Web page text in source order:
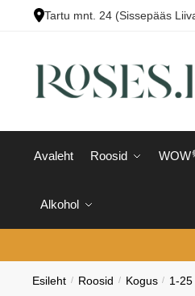
Tartu mnt. 24 (Sissepääs
Avaleht Roosid
Alkohol
Esileht / Roosid / Kogus / 1-